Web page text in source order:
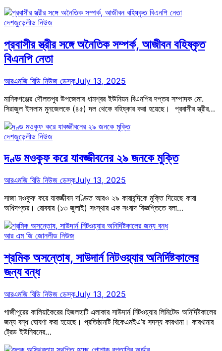
দেশজুড়েলীড নিউজ
প্রবাসীর স্ত্রীর সঙ্গে অনৈতিক সম্পর্ক, আজীবন বহিষ্কৃত
বিএনপি নেতা
আরএমজি বিডি নিউজ ডেস্কJuly 13, 2025
মানিকগঞ্জের দৌলতপুর উপজেলার ধামশ্বর ইউনিয়ন বিএনপির দপ্তর সম্পাদক মো.
সিরাজুল ইসলাম মুনজেলকে (৪৫) দল থেকে বহিষ্কার করা হয়েছে। প্রবাসীর স্ত্রীর…
দেশজুড়েলীড নিউজ
দণ্ড মওকুফ করে যাবজ্জীবনের ২৯ জনকে মুক্তি
আরএমজি বিডি নিউজ ডেস্কJuly 13, 2025
সাজা মওকুফ করে যাবজ্জীবন দণ্ডিত আরও ২৯ কারাবন্দিকে মুক্তি দিয়েছে কারা
অধিদপ্তর। রোববার (১৩ জুলাই) সংস্থার এক সংবাদ বিজ্ঞপ্তিতে বলা…
আর এম জি জোনলীড নিউজ
শ্রমিক অসন্তোষ, সাউদার্ন নিটওয়্যার অনির্দিষ্টকালের
জন্য বন্ধ
আরএমজি বিডি নিউজ ডেস্কJuly 13, 2025
গাজীপুরের কালিয়াকৈরের হিজলহাটি এলাকার সাউদার্ন নিটওয়্যার লিমিটেড অনির্দিষ্টকালের
জন্য বন্ধ ঘোষণা করা হয়েছে। প্রতিষ্ঠান‌টি বিকেএমইএ’র সদস্য কারখানা। কারখানার
ট্রেড ইউনিয়নের…